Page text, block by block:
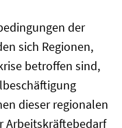
der
sich Regionen,
betroffen sind,
dieser regionalen
Arbeitskräftebedarf